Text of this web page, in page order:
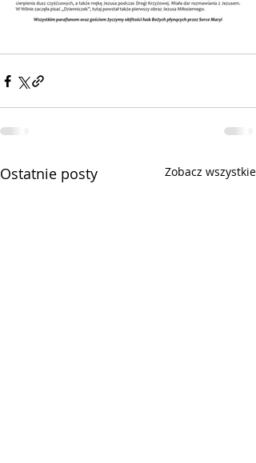
Ostatnie posty Zobacz wszystkie